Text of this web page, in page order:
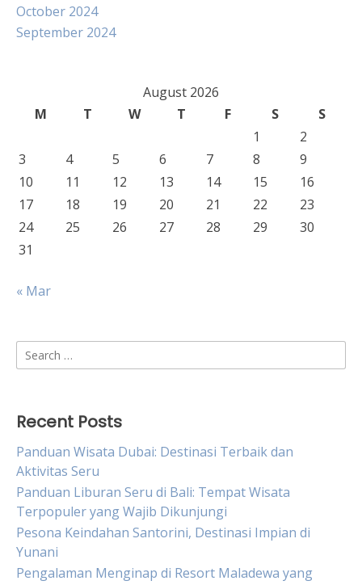
October 2024
September 2024
August 2026
M
T W T F S
S
1
2
3
4 5 6 7 8
9
10
11 12 13 14 15
16
17
18 19 20 21 22
23
24
25 26 27 28 29
30
31
« Mar
Search
for:
Recent Posts
Panduan Wisata Dubai: Destinasi Terbaik dan
Aktivitas Seru
Panduan Liburan Seru di Bali: Tempat Wisata
Terpopuler yang Wajib Dikunjungi
Pesona Keindahan Santorini, Destinasi Impian di
Yunani
Pengalaman Menginap di Resort Maladewa yang